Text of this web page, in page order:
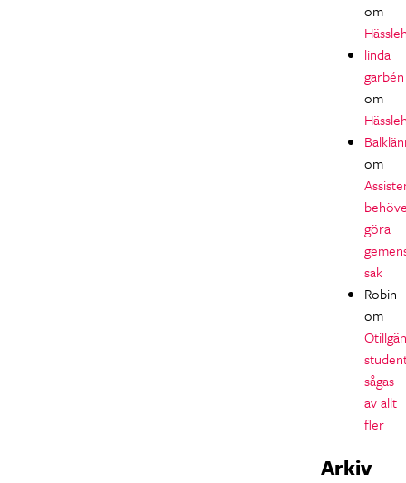
om
linda
garbén
om
om
göra
sak
Robin
om
sågas
av allt
fler
Arkiv